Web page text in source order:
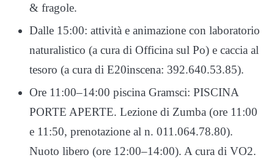
& fragole.
Dalle 15:00: attività e animazione con laboratorio
naturalistico (a cura di Officina sul Po) e caccia al
tesoro (a cura di E20inscena: 392.640.53.85).
Ore 11:00–14:00 piscina Gramsci: PISCINA
PORTE APERTE. Lezione di Zumba (ore 11:00
e 11:50, prenotazione al n. 011.064.78.80).
Nuoto libero (ore 12:00–14:00). A cura di VO2.